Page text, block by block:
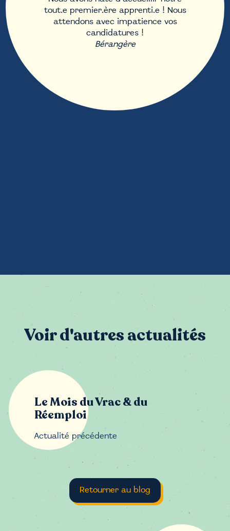
tout.e premier.ère apprenti.e ! Nous
attendons avec impatience vos
candidatures !
Bérangère
Voir d'autres actualités
Retourner au blog
Le Mois du Vrac & du
Réemploi
Actualité précédente